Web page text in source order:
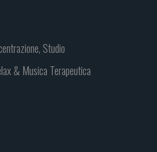
Studio
& Musica Terapeutica